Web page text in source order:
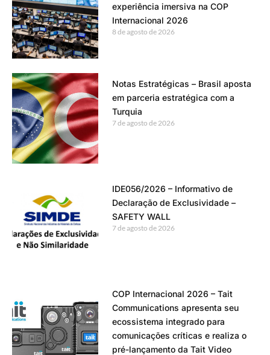
experiência imersiva na COP
Internacional 2026
8 de agosto de 2026
Notas Estratégicas – Brasil aposta
em parceria estratégica com a
Turquia
7 de agosto de 2026
IDE056/2026 – Informativo de
Declaração de Exclusividade –
SAFETY WALL
7 de agosto de 2026
COP Internacional 2026 – Tait
Communications apresenta seu
ecossistema integrado para
comunicações críticas e realiza o
pré-lançamento da Tait Video